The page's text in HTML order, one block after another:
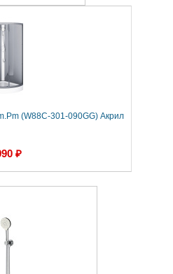
(W88C-301-090GG) Акрил
₽